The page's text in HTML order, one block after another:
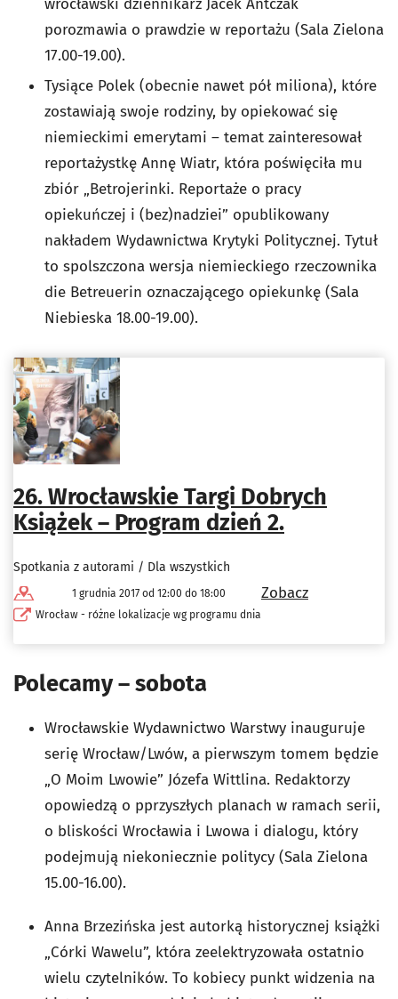
wrocławski dziennikarz Jacek Antczak
porozmawia o prawdzie w reportażu (Sala Zielona
17.00-19.00).
Tysiące Polek (obecnie nawet pół miliona), które
zostawiają swoje rodziny, by opiekować się
niemieckimi emerytami – temat zainteresował
reportażystkę Annę Wiatr, która poświęciła mu
zbiór „Betrojerinki. Reportaże o pracy
opiekuńczej i (bez)nadziei” opublikowany
nakładem Wydawnictwa Krytyki Politycznej. Tytuł
to spolszczona wersja niemieckiego rzeczownika
die Betreuerin oznaczającego opiekunkę (Sala
Niebieska 18.00-19.00).
26. Wrocławskie Targi Dobrych
Książek – Program dzień 2.
Spotkania z autorami / Dla wszystkich
1 grudnia 2017 od 12:00 do 18:00
Wrocław - różne lokalizacje wg programu dnia
Zobacz
Polecamy – sobota
Wrocławskie Wydawnictwo Warstwy inauguruje
serię Wrocław/Lwów, a pierwszym tomem będzie
„O Moim Lwowie” Józefa Wittlina. Redaktorzy
opowiedzą o pprzyszłych planach w ramach serii,
o bliskości Wrocławia i Lwowa i dialogu, który
podejmują niekoniecznie politycy (Sala Zielona
15.00-16.00).
Anna Brzezińska jest autorką historycznej książki
„Córki Wawelu”, która zeelektryzowała ostatnio
wielu czytelników. To kobiecy punkt widzenia na